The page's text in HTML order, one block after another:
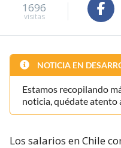
1696
visitas
NOTICIA EN
Estamos recopilando
noticia, quédate atento
Los salarios en Chile